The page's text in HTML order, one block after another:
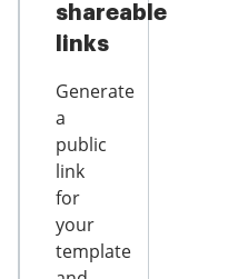
shareable
links
Generate
a
public
link
for
your
template